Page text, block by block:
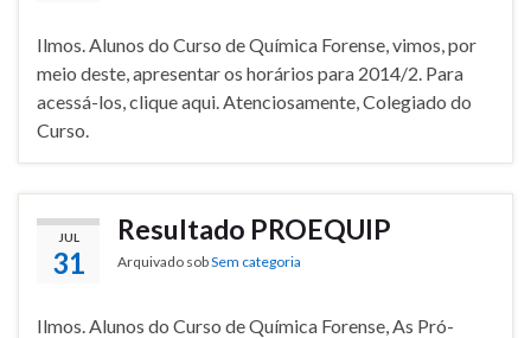
Ilmos. Alunos do Curso de Química Forense, vimos, por
meio deste, apresentar os horários para 2014/2. Para
acessá-los, clique aqui. Atenciosamente, Colegiado do
Curso.
JUL
31
Resultado PROEQUIP
Arquivado sobSem categoria
Ilmos. Alunos do Curso de Química Forense, As Pró-